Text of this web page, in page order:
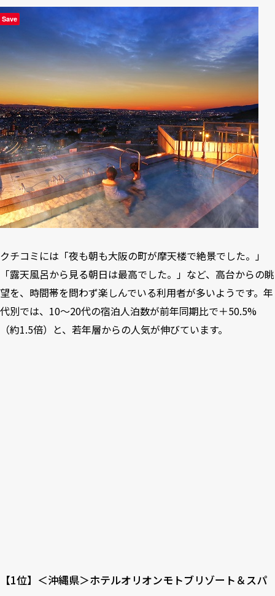
クチコミには「夜も朝も大阪の町が摩天楼で絶景でした。」
「露天風呂から見る朝日は最高でした。」など、高台からの眺
望を、時間帯を問わず楽しんでいる利用者が多いようです。年
代別では、10～20代の宿泊人泊数が前年同期比で＋50.5%
（約1.5倍）と、若年層からの人気が伸びています。
【1位】＜沖縄県＞ホテルオリオンモトブリゾート＆スパ
Save